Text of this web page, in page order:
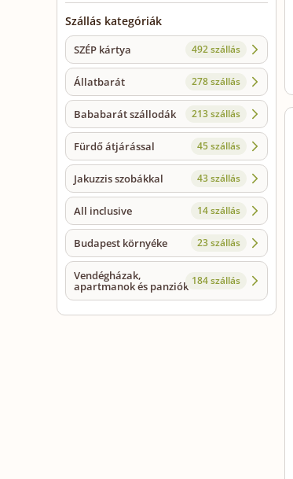
Szállás kategóriák
SZÉP kártya 492 szállás
Állatbarát 278 szállás
Bababarát szállodák 213 szállás
Fürdő átjárással 45 szállás
Jakuzzis szobákkal 43 szállás
All inclusive 14 szállás
Budapest környéke 23 szállás
Vendégházak,
apartmanok és panziók 184 szállás